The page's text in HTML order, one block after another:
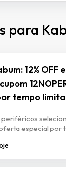
para
12%
tempo
periféricos
especial por